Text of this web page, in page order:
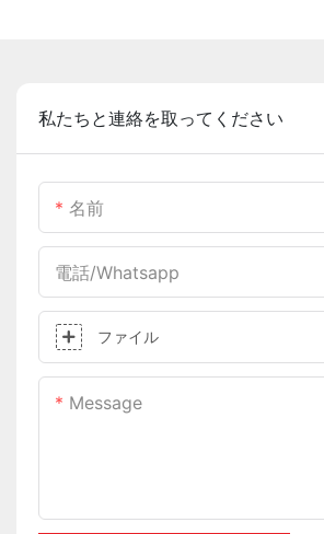
私たちと連絡を取ってください
名前
電話/whatsapp
ファイル
Message